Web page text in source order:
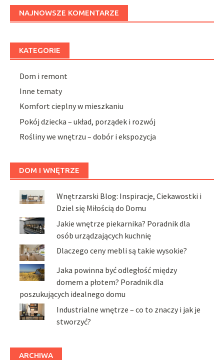
NAJNOWSZE KOMENTARZE
KATEGORIE
Dom i remont
Inne tematy
Komfort cieplny w mieszkaniu
Pokój dziecka – układ, porządek i rozwój
Rośliny we wnętrzu – dobór i ekspozycja
DOM I WNĘTRZE
Wnętrzarski Blog: Inspiracje, Ciekawostki i
Dziel się Miłością do Domu
Jakie wnętrze piekarnika? Poradnik dla
osób urządzających kuchnię
Dlaczego ceny mebli są takie wysokie?
Jaka powinna być odległość między
domem a płotem? Poradnik dla
poszukujących idealnego domu
Industrialne wnętrze – co to znaczy i jak je
stworzyć?
ARCHIWA